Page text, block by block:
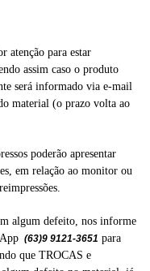
atenção para estar
assim caso o produto
será informado via e-mail
material (o prazo volta ao
poderão apresentar
em relação ao monitor ou
algum defeito, nos informe
(63)9 9121-3651 para
que TROCAS e